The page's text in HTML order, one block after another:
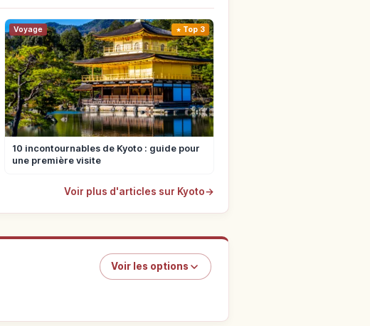
Voyage Top 3
10 incontournables de Kyoto : guide pour
une première visite
Voir plus d'articles sur Kyoto→
Voir les options